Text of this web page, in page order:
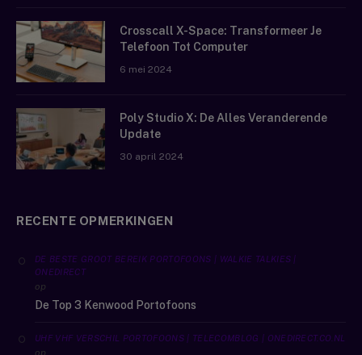
Crosscall X-Space: Transformeer Je
Telefoon Tot Computer
6 mei 2024
Poly Studio X: De Alles Veranderende
Update
30 april 2024
RECENTE OPMERKINGEN
DE BESTE GROOT BEREIK PORTOFOONS | WALKIE TALKIES |
ONEDIRECT
op
De Top 3 Kenwood Portofoons
UHF VHF VERSCHIL PORTOFOONS | TELECOMBLOG | ONEDIRECT.CO.NL
op